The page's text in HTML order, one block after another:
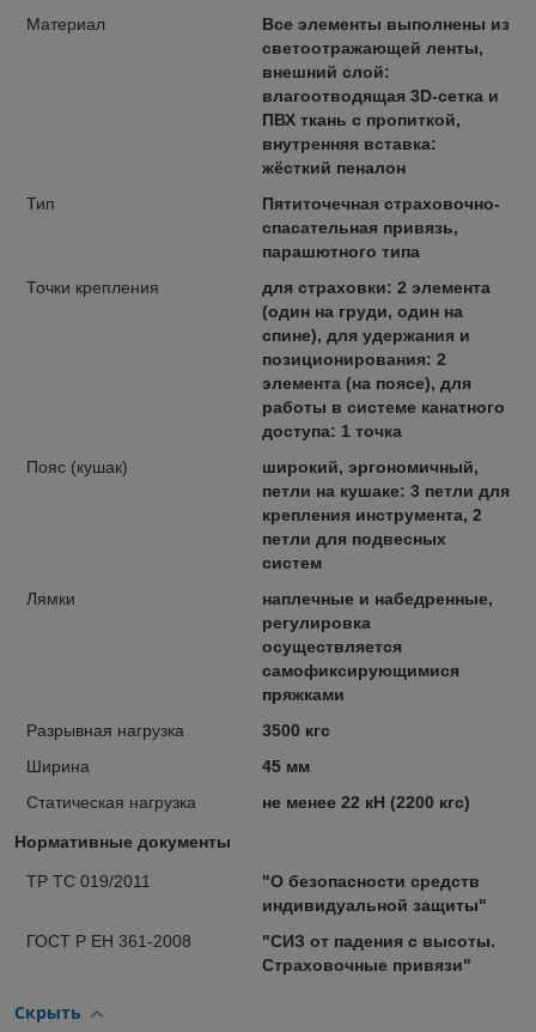
Материал
Все элементы выполнены из
светоотражающей ленты,
внешний слой:
влагоотводящая 3D-сетка и
ПВХ ткань с пропиткой,
внутренняя вставка:
жёсткий пеналон
Тип
Пятиточечная страховочно-
спасательная привязь,
парашютного типа
Точки крепления
для страховки: 2 элемента
(один на груди, один на
спине), для удержания и
позиционирования: 2
элемента (на поясе), для
работы в системе канатного
доступа: 1 точка
Пояс (кушак)
широкий, эргономичный,
петли на кушаке: 3 петли для
крепления инструмента, 2
петли для подвесных
систем
Лямки
наплечные и набедренные,
регулировка
осуществляется
самофиксирующимися
пряжками
Разрывная нагрузка
3500 кгс
Ширина
45 мм
Статическая нагрузка
не менее 22 кН (2200 кгс)
Нормативные документы
ТР ТС 019/2011
"О безопасности средств
индивидуальной защиты"
ГОСТ Р ЕН 361-2008
"СИЗ от падения с высоты.
Страховочные привязи"
Скрыть